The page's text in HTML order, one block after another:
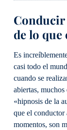
Conducir
de lo que
Es
casi todo el
cuando se
abiertas,
«hipnosis de la
que el conductor
momentos, son